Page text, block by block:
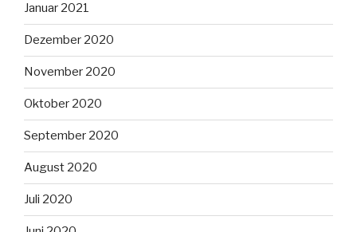
Januar 2021
Dezember 2020
November 2020
Oktober 2020
September 2020
August 2020
Juli 2020